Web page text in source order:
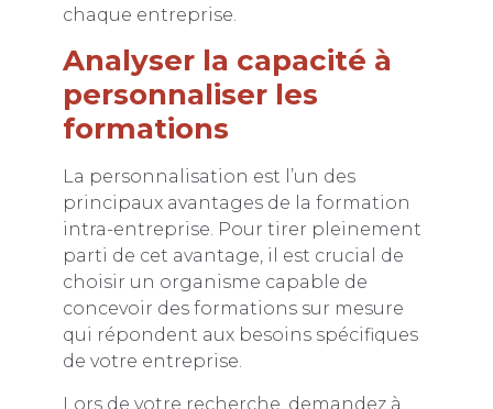
chaque entreprise.
Analyser la capacité à
personnaliser les
formations
La personnalisation est l’un des
principaux avantages de la formation
intra-entreprise. Pour tirer pleinement
parti de cet avantage, il est crucial de
choisir un organisme capable de
concevoir des formations sur mesure
qui répondent aux besoins spécifiques
de votre entreprise.
Lors de votre recherche, demandez à